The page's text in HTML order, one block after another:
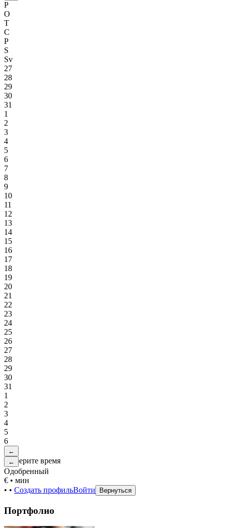
P
O
T
C
P
S
Sv
27
28
29
30
31
1
2
3
4
5
6
7
8
9
10
11
12
13
14
15
16
17
18
19
20
21
22
23
24
25
26
27
28
29
30
31
1
2
3
4
5
6
←
Выберите время
←
Одобренный
€ • мин
• • Создать профильВойти Вернуться
Портфолио